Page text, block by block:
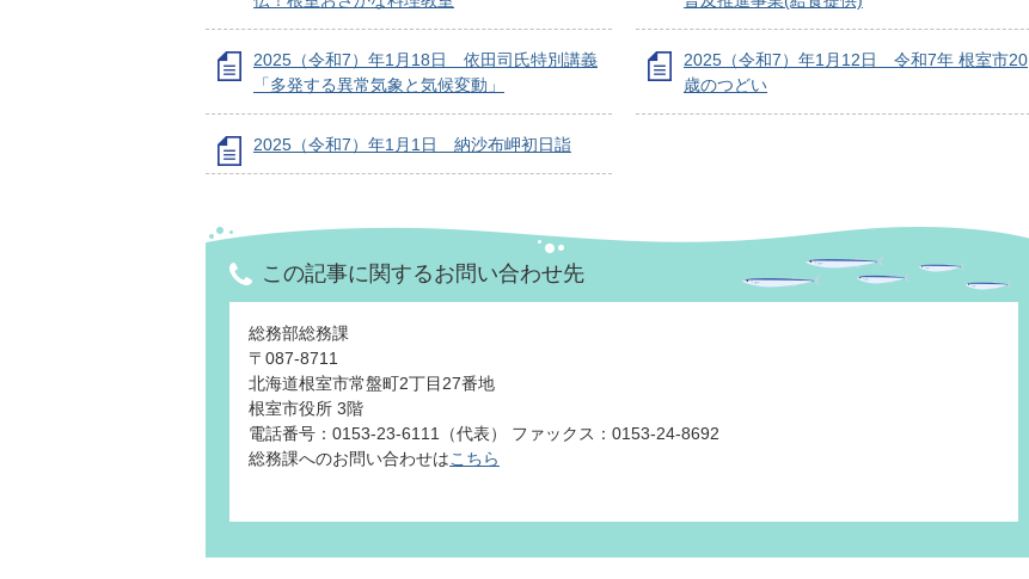
2025（令和7）年1月18日 依田司氏特別講義
「多発する異常気象と気候変動」
2025（令和7）年1月12日 令和7年 根室市20
歳のつどい
2025（令和7）年1月1日 納沙布岬初日詣
この記事に関するお問い合わせ先
総務部総務課
〒087-8711
北海道根室市常盤町2丁目27番地
根室市役所 3階
電話番号：0153-23-6111（代表） ファックス：0153-24-8692
総務課へのお問い合わせはこちら